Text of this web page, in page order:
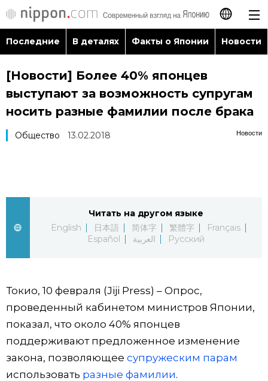
日本語
English
العربية
Последние
Фото/Видео
Разделы
Люди
Популярные статьи
Последние В деталях Факты о Японии Новости
[Новости] Более 40% японцев
выступают за возможность супругам
носить разные фамилии после брака
Новости
Общество 13.02.2018
Читать на другом языке
English
日本語 简体字 繁體字
Français
Español
العربية Русский
Токио, 10 февраля (Jiji Press) – Опрос,
проведенный кабинетом министров Японии,
показал, что около 40% японцев
поддерживают предложенное изменение
закона, позволяющее супружеским парам
использовать разные фамилии.